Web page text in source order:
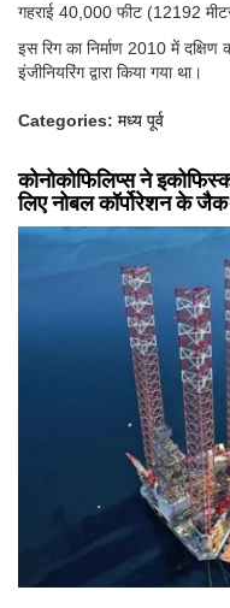
गहराई 40,000 फीट (12192
इस रिग का निर्माण 2010 में दक्षिण
इंजीनियरिंग द्वारा किया गया था।
Categories: मध्य पूर्व
कोनोकोफिलिप्स ने
लिए नोबल कॉर्पोरेशन के